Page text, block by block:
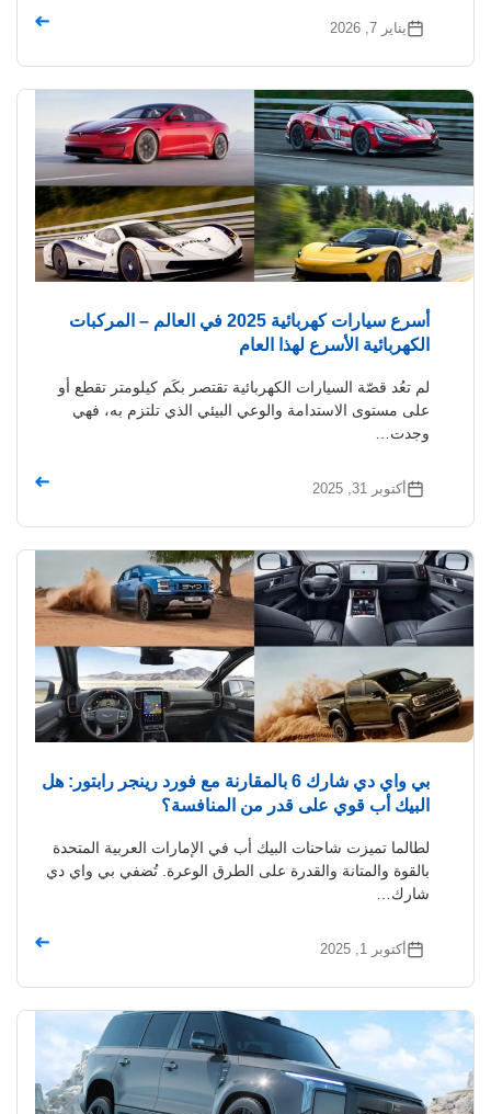
يناير 7, 2026 ➜
أسرع سيارات كهربائية 2025 في العالم – المركبات
الكهربائية الأسرع لهذا العام
لم تعُد قصّة السيارات الكهربائية تقتصر بكَم كيلومتر تقطع أو
على مستوى الاستدامة والوعي البيئي الذي تلتزم به، فهي
وجدت…
أكتوبر 31, 2025 ➜
بي واي دي شارك 6 بالمقارنة مع فورد رينجر رابتور: هل
البيك أب قوي على قدر من المنافسة؟
لطالما تميزت شاحنات البيك أب في الإمارات العربية المتحدة
بالقوة والمتانة والقدرة على الطرق الوعرة. تُضفي بي واي دي
شارك…
أكتوبر 1, 2025 ➜